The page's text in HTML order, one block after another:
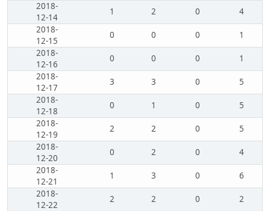
2018-
12-14
1 2 0
4
2018-
12-15
0 0 0
1
2018-
12-16
0 0 0
1
2018-
12-17
3 3 0
5
2018-
12-18
0 1 0
5
2018-
12-19
2 2 0
5
2018-
12-20
0 2 0
4
2018-
12-21
1 3 0
6
2018-
12-22
2 2 0
2